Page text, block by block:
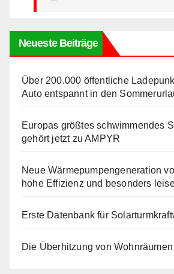
Neueste Beiträge
Über 200.000 öffentliche
Auto entspannt in den
Europas größtes schwimmendes
gehört jetzt zu AMPYR
Neue Wärmepumpengeneration
hohe Effizienz und besonders
Erste Datenbank für
Die Überhitzung von